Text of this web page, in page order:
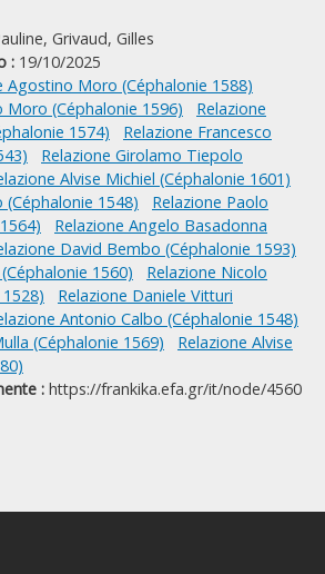
Grivaud, Gilles
: 19/10/2025
Agostino Moro (Céphalonie 1588)
(Céphalonie 1596)
Relazione
1574)
Relazione Francesco
Relazione Girolamo Tiepolo
Alvise Michiel (Céphalonie 1601)
(Céphalonie 1548)
Relazione Paolo
Relazione Angelo Basadonna
David Bembo (Céphalonie 1593)
1560)
Relazione Nicolo
Relazione Daniele Vitturi
Antonio Calbo (Céphalonie 1548)
(Céphalonie 1569)
Relazione Alvise
: https://frankika.efa.gr/it/node/4560